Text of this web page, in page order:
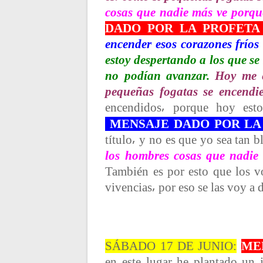
cosas que nadie más ve
DADO POR LA
encender esos corazones fríos
estoy despertando a los que
no podían avanzar. Hoy me
pequeñas fogatas se
encendidos⸴ porque hoy
MENSAJE DADO POR
título⸴ y no es que yo sea tan
los hombres cosas que
También es por esto que los
vivencias⸴ por eso se las voy a
SÁBADO 17 DE JUNIO: